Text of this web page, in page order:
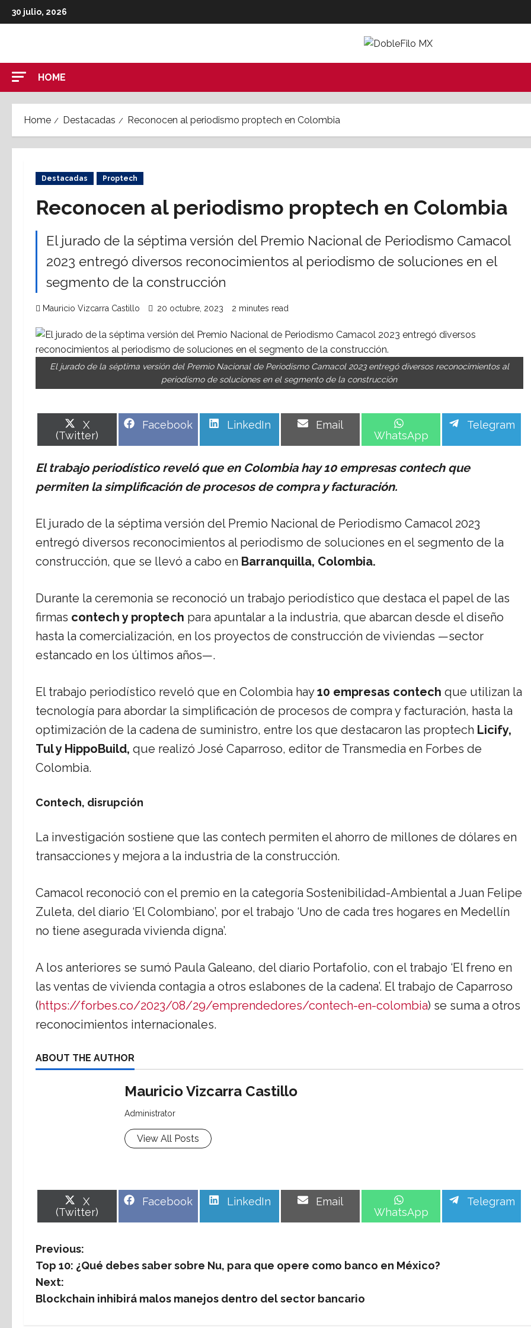
Skip
to
30 julio, 2026
HOME
Home Destacadas Reconocen al periodismo proptech en Colombia
Destacadas Proptech
Reconocen al periodismo proptech en Colombia
El jurado de la séptima versión del Premio Nacional de Periodismo Camacol
2023 entregó diversos reconocimientos al periodismo de soluciones en el
segmento de la construcción
Mauricio Vizcarra Castillo 20 octubre, 2023 2 minutes read
El jurado de la séptima versión del Premio Nacional de Periodismo Camacol 2023 entregó diversos reconocimientos al
periodismo de soluciones en el segmento de la construcción
Share
on
X
(Twitter)
Share
Facebook
Share
LinkedIn
Share
Email
on
WhatsApp
Share
Telegram
El trabajo periodístico reveló que en Colombia hay 10 empresas contech que
permiten la simplificación de procesos de compra y facturación.
El jurado de la séptima versión del Premio Nacional de Periodismo Camacol 2023
entregó diversos reconocimientos al periodismo de soluciones en el segmento de la
construcción, que se llevó a cabo en Barranquilla, Colombia.
Durante la ceremonia se reconoció un trabajo periodístico que destaca el papel de las
firmas contech y proptech para apuntalar a la industria, que abarcan desde el diseño
hasta la comercialización, en los proyectos de construcción de viviendas —sector
estancado en los últimos años—.
El trabajo periodístico reveló que en Colombia hay10 empresas contech que utilizan la
tecnología para abordar la simplificación de procesos de compra y facturación, hasta la
optimización de la cadena de suministro, entre los que destacaron las proptech Licify,
Tul y HippoBuild, que realizó José Caparroso, editor de Transmedia en Forbes de
Colombia.
Contech, disrupción
La investigación sostiene que las contech permiten el ahorro de millones de dólares en
transacciones y mejora a la industria de la construcción.
Camacol reconoció con el premio en la categoría Sostenibilidad-Ambiental a Juan Felipe
Zuleta, del diario ‘El Colombiano’, por el trabajo ‘Uno de cada tres hogares en Medellín
no tiene asegurada vivienda digna’.
A los anteriores se sumó Paula Galeano, del diario Portafolio, con el trabajo ‘El freno en
las ventas de vivienda contagia a otros eslabones de la cadena’. El trabajo de Caparroso
(https://forbes.co/2023/08/29/emprendedores/contech-en-colombia) se suma a otros
reconocimientos internacionales.
ABOUT THE AUTHOR
Mauricio Vizcarra Castillo
Administrator
View All Posts
Share
on
X
(Twitter)
Share
Facebook
Share
LinkedIn
Share
Email
on
WhatsApp
Share
Telegram
P
o
s
Previous:
Top 10: ¿Qué debes saber sobre Nu, para que opere como banco en México?
Next:
Blockchain inhibirá malos manejos dentro del sector bancario